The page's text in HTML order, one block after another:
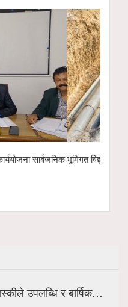
११ केभी लाइन ‘चार्ज’ गरिँदै
उपलब्धि र बार्षिक…